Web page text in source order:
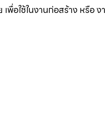
พื่อใช้ในงานก่อสร้าง หรือ